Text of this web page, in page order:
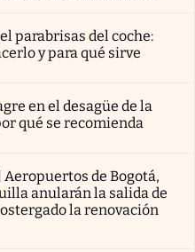
parabrisas del coche:
y para qué sirve
en el desagüe de la
qué se recomienda
Aeropuertos de Bogotá,
anularán la salida de
la renovación